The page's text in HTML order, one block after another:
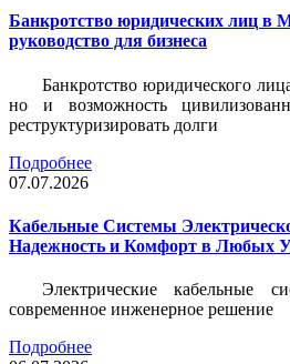
Банкротство юридических лиц в
руководство для бизнеса
Банкротство юридического
но и возможность
реструктуризировать долги
Подробнее
07.07.2026
Кабельные Системы
Надежность и Комфорт в Любых
Электрические кабельные
современное инженерное решение
Подробнее